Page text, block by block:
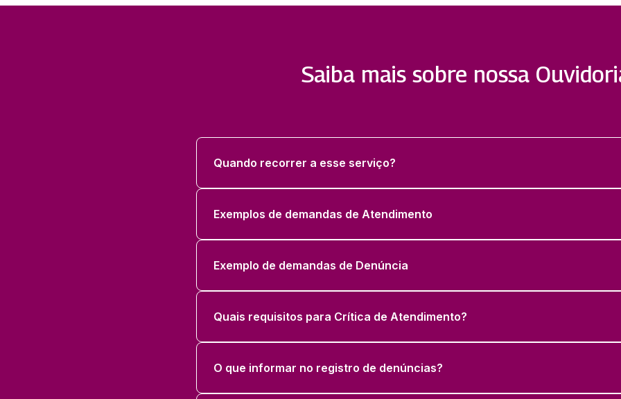
Saiba mais sobre nossa
Quando recorrer a esse serviço?
Exemplos de demandas de Atendimento
Exemplo de demandas de Denúncia
Quais requisitos para Crítica de Atendimento?
O que informar no registro de denúncias?